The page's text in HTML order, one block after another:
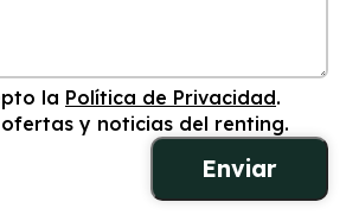
la Política de Privacidad.
y noticias del renting.